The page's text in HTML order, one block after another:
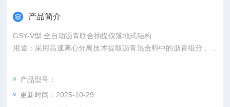
产品简介
GSY-V型 全自动沥青联合抽提仪落地式结构
用途：采用高速离心分离技术提取沥青混合料中的沥青组分，快
速测定沥青混合料的石比，并可对集料进行初步筛分。
产品型号：
更新时间：2025-10-29